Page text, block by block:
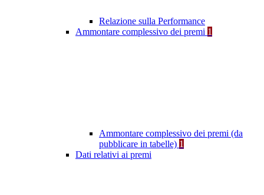
Relazione sulla Performance
Ammontare complessivo dei premi 1
Ammontare complessivo dei premi (da
pubblicare in tabelle) 1
Dati relativi ai premi